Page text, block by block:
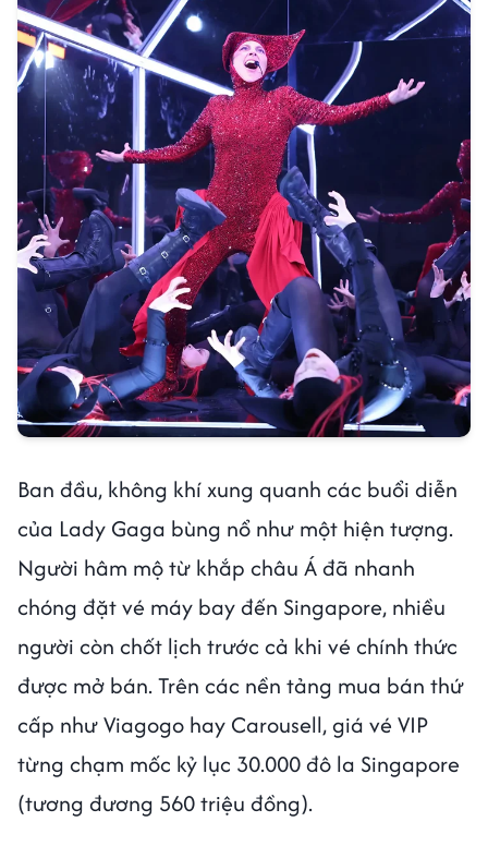
Ban đầu, không khí xung quanh các buổi diễn
của Lady Gaga bùng nổ như một hiện tượng.
Người hâm mộ từ khắp châu Á đã nhanh
chóng đặt vé máy bay đến Singapore, nhiều
người còn chốt lịch trước cả khi vé chính thức
được mở bán. Trên các nền tảng mua bán thứ
cấp như Viagogo hay Carousell, giá vé VIP
từng chạm mốc kỷ lục 30.000 đô la Singapore
(tương đương 560 triệu đồng).